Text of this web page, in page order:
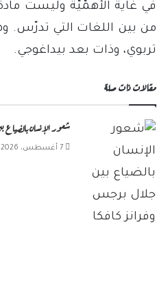
في غاية الأهمّيَّة وليست
من بين اللغات التي
تربوي، وذات بعد بيداغوجي.
مقالات ذات صلة
شعور الإنسان بالضياع
7 أغسطس، 2026